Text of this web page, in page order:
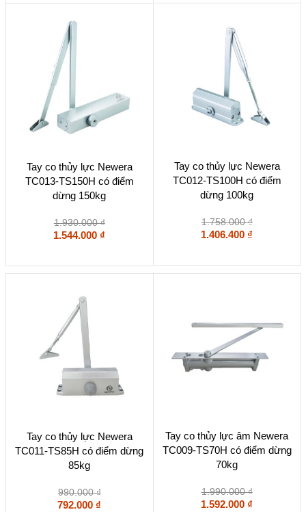
Tay co thủy lực Newera
TC013-TS150H có điểm
dừng 150kg
1.930.000₫
1.544.000 ₫
Tay co thủy lực Newera
TC012-TS100H có điểm
dừng 100kg
1.758.000₫
1.406.400 ₫
Tay co thủy lực Newera
TC011-TS85H có điểm dừng
85kg
990.000₫
792.000 ₫
Tay co thủy lực âm Newera
TC009-TS70H có điểm dừng
70kg
1.990.000₫
1.592.000 ₫